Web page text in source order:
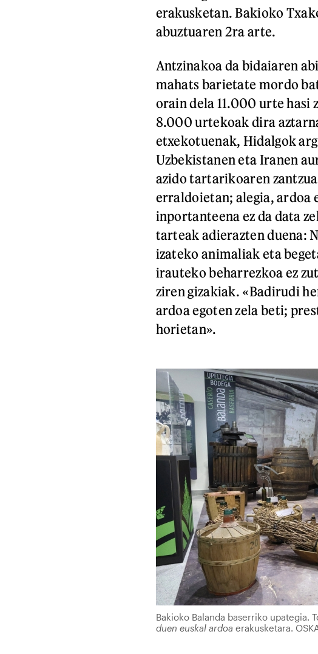
erakusketan. Bakioko
abuztuaren 2ra arte.
Antzinakoa da bidaiaren
mahats barietate mordo
orain dela 11.000 urte hasi
8.000 urtekoak dira
etxekotuenak, Hidalgok
Uzbekistanen eta Iranen
azido tartarikoaren
erraldoietan; alegia, ardoa
inportanteena ez da data
tarteak adierazten duena:
izateko animaliak eta
irauteko beharrezkoa ez
ziren gizakiak. «Badirudi
ardoa egoten zela beti;
horietan».
Bakioko Balanda baserriko upategia.
duen euskal ardoa erakusketara.